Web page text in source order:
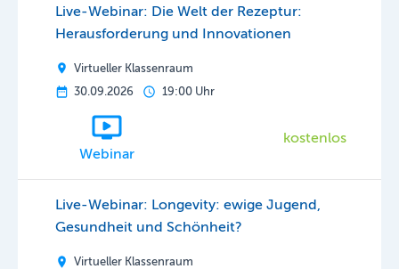
Live-Webinar: Die Welt der Rezeptur:
Herausforderung und Innovationen
Virtueller Klassenraum
30.09.2026
19:00 Uhr
Webinar
kostenlos
Live-Webinar: Longevity: ewige Jugend,
Gesundheit und Schönheit?
Virtueller Klassenraum